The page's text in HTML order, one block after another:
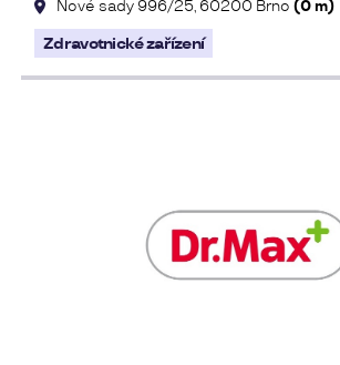
Nové sady 996/25, 60200 Brno (0 m)
Zdravotnické zařízení